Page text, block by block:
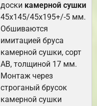
доски камерной сушки
45х145/45х195+/-5 мм.
Обшиваются
имитацией бруса
камерной сушки, сорт
АВ, толщиной 17 мм.
Монтаж через
строганый брусок
камерной сушки